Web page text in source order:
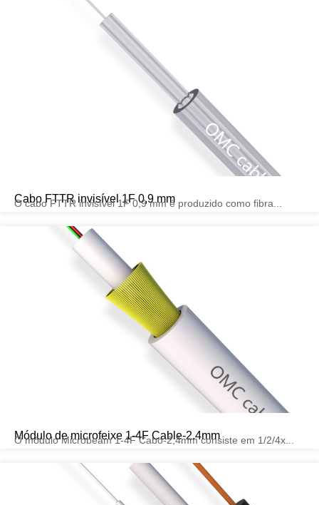
Cabo FTTR invisível 1F 0,9 mm
O cabo FTTR invisível 1F 0,9 mm é produzido como fibra...
Módulo de microfeixe 1-4F Cable-2.4mm
O módulo Microbeam 1-4F Cabo-2,4mm consiste em 1/2/4x...